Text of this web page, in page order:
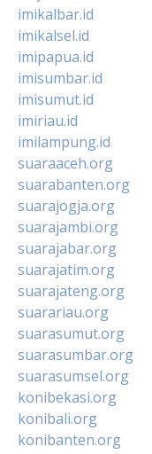
imikalbar.id
imikalsel.id
imipapua.id
imisumbar.id
imisumut.id
imiriau.id
imilampung.id
suaraaceh.org
suarabanten.org
suarajogja.org
suarajambi.org
suarajabar.org
suarajatim.org
suarajateng.org
suarariau.org
suarasumut.org
suarasumbar.org
suarasumsel.org
konibekasi.org
konibali.org
konibanten.org